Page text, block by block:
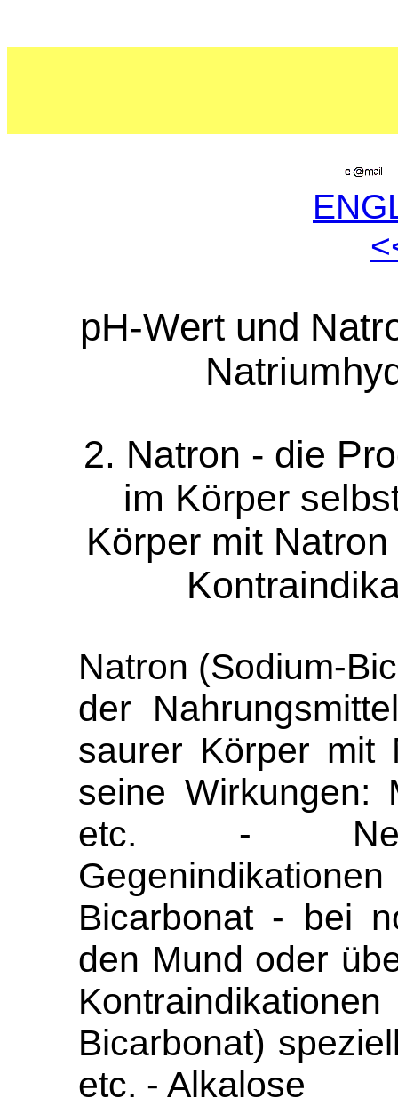
pH-Wert und
2. Natron - die
im Körper
Körper mit
Natron (Sodium-
der
saurer Körper mit
seine Wirkungen:
etc. -
Bicarbonat - bei
den Mund oder
Bicarbonat)
etc. - Alkalose